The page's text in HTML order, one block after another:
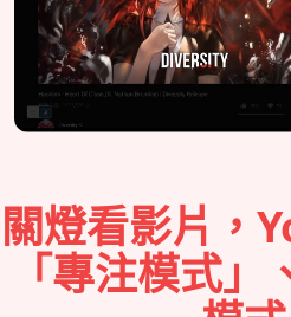
關燈看影片，
「專注模式